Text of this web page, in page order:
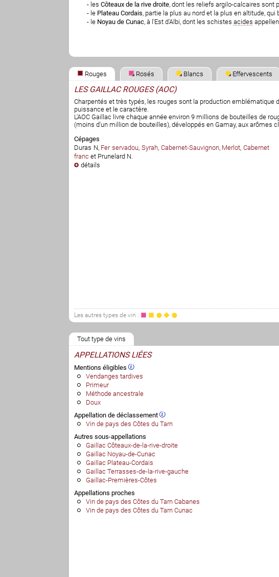
- les Côteaux de la rive droite, dont les reliefs argilo-calcaires sont
- le Plateau Cordais, partie la plus au nord et la plus en altitude,
- le Noyau de Cunac, à l'Est d'Albi, dont les schistes acides
Rouges Rosés Blancs Effervescents
LES GAILLAC ROUGES (AOC)
Charpentés et très typés, les rouges sont la production emblématique
puissance et le caractère.
L'AOC Gaillac livre chaque année environ 9 millions de bouteilles de
(moins d'un million de bouteilles), développés en Gamay, aux arômes
Cépages
Duras N, Fer servadou, Syrah, Cabernet-Sauvignon, Merlot,Cabernet
franc et Prunelard N.
détails
Les autres types de vin :
Tout type de vins
APPELLATIONS LIÉES
Mentions éligibles
Vendanges tardives
Primeur
Méthode ancestrale
Doux
Appellation de déclassement
Vin de pays des Côtes du Tarn
Autres sous-appellations
Gaillac Côteaux-de-la-rive-droite
Gaillac Noyau-de-Cunac
Gaillac Plateau-Cordais
Gaillac Terrasses-de-la-rive-gauche
Gaillac-Premières-Côtes
Appellations proches
Vin de pays des Côtes du Tarn Cabanes
Vin de pays des Côtes du Tarn Cunac